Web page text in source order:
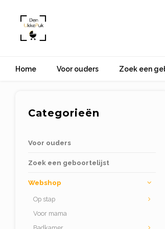
Home Voor ouders Zoek een
Categorieën
Voor ouders
Zoek een geboortelijst
Webshop
Op stap
Voor mama